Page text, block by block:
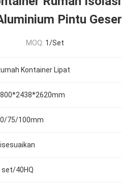
Pintu Geser
MOQ: 1/Set
Kontainer Lipat
75/100mm
set/40HQ